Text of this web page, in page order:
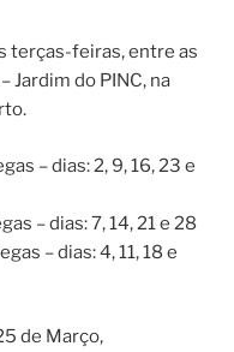
terças-feiras, entre as
Jardim do PINC, na
– dias: 2, 9, 16, 23 e
– dias: 7, 14, 21 e 28
– dias: 4, 11, 18 e
de Março,